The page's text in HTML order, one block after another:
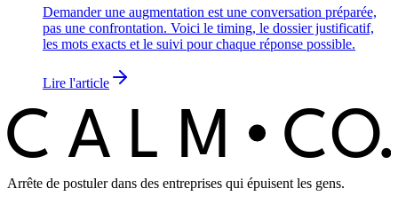
Demander une augmentation est une conversation préparée,
pas une confrontation. Voici le timing, le dossier justificatif,
les mots exacts et le suivi pour chaque réponse possible.
Lire l'article
C ALM C O.
Arrête de postuler dans des entreprises qui épuisent les gens.